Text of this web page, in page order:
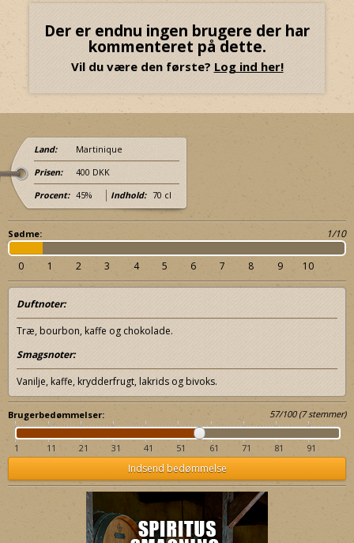
Der er endnu ingen brugere der har
kommenteret på dette.
Vil du være den første? Log ind her!
Land: Martinique
Prisen: 400 DKK
Procent: 45% Indhold: 70 cl
Sødme: 1/10
0 1 2 3 4 5 6 7 8 9 10
Duftnoter:
Træ, bourbon, kaffe og chokolade.
Smagsnoter:
Vanilje, kaffe, krydderfrugt, lakrids og bivoks.
Brugerbedømmelser: 57/100(7stemmer)
1 11 21 31 41 51 61 71 81 91
Indsend bedømmelse